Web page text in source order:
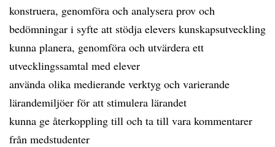
konstruera, genomföra och analysera prov och
bedömningar i syfte att stödja elevers kunskapsutveckling
kunna planera, genomföra och utvärdera ett
utvecklingssamtal med elever
använda olika medierande verktyg och varierande
lärandemiljöer för att stimulera lärandet
kunna ge återkoppling till och ta till vara kommentarer
från medstudenter